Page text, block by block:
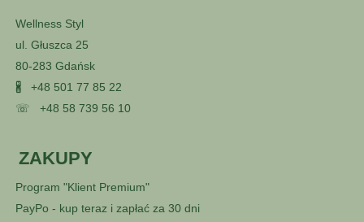
Wellness Styl
ul. Głuszca 25
80-283 Gdańsk
🖁 +48 501 77 85 22
☏ +48 58 739 56 10
ZAKUPY
Program "Klient Premium"
PayPo - kup teraz i zapłać za 30 dni